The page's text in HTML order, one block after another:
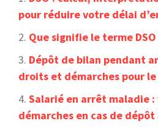
pour réduire votre délai
Que signifie le terme DSO
Dépôt de bilan pendant
droits et démarches pour le
Salarié en arrêt maladie
démarches en cas de